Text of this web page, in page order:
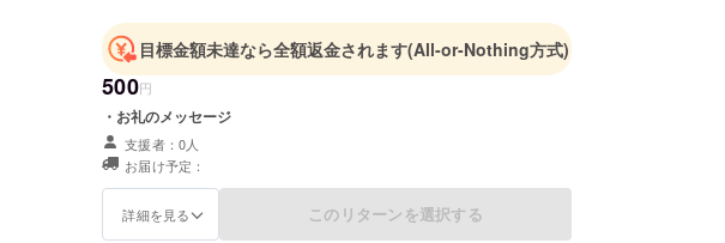
目標金額未達なら全額返金されます(All-or-Nothing方式)
500円
・お礼のメッセージ
支援者：0人
お届け予定：
詳細を見る このリターンを選択する